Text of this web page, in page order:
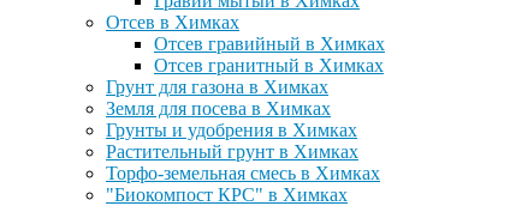
Отсев в Химках
Отсев гравийный в Химках
Отсев гранитный в Химках
Грунт для газона в Химках
Земля для посева в Химках
Грунты и удобрения в Химках
Растительный грунт в Химках
Торфо-земельная смесь в Химках
"Биокомпост КРС" в Химках